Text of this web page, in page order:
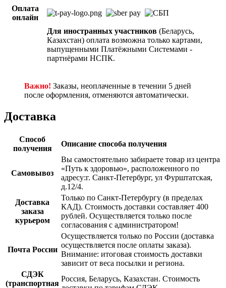
Оплата
онлайн
Для иностранных участников (Беларусь,
Казахстан) оплата возможна только картами,
выпущенными Платёжными Системами -
партнёрами НСПК.
Важно! Заказы, неоплаченные в течении 5 дней
после оформления, отменяются автоматически.
Доставка
Способ
получения
Описание способа получения
Самовывоз
Вы самостоятельно забираете товар из центра
«Путь к здоровью», расположенного по
адресу:г. Санкт-Петербург, ул Фурштатская,
д.12/4.
Доставка
заказа
курьером
Только по Санкт-Петербургу (в пределах
КАД). Стоимость доставки составляет 400
рублей. Осуществляется только после
согласования с администратором!
Почта России
Осуществляется только по России (доставка
осуществляется после оплаты заказа).
Внимание: итоговая стоимость доставки
зависит от веса посылки и региона.
СДЭК
(транспортная
Россия, Беларусь, Казахстан. Стоимость